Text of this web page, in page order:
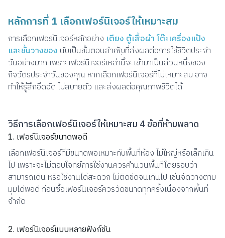
หลักการที่ 1 เลือกเฟอร์นิเจอร์ให้เหมาะสม
การเลือกเฟอร์นิเจอร์หลักอย่าง เตียง ตู้เสื้อผ้า โต๊ะเครื่องแป้ง
และชั้นวางของ นับเป็นขั้นตอนสำคัญที่ส่งผลต่อการใช้ชีวิตประจำ
วันอย่างมาก เพราะเฟอร์นิเจอร์เหล่านี้จะเข้ามาเป็นส่วนหนึ่งของ
กิจวัตรประจำวันของคุณ หากเลือกเฟอร์นิเจอร์ที่ไม่เหมาะสม อาจ
ทำให้รู้สึกอึดอัด ไม่สบายตัว และส่งผลต่อคุณภาพชีวิตได้
วิธีการเลือกเฟอร์นิเจอร์ให้เหมาะสม 4 ข้อที่ห้ามพลาด
1. เฟอร์นิเจอร์ขนาดพอดี
เลือกเฟอร์นิเจอร์ที่มีขนาดพอเหมาะกับพื้นที่ห้อง ไม่ใหญ่หรือเล็กเกิน
ไป เพราะจะไม่ตอบโจทย์การใช้งานควรคำนวนพื้นที่โดยรอบว่า
สามารถเดิน หรือใช้งานได้สะดวก ไม่ติดขัดจนเกินไป เช่นจัดวางตาม
มุมได้พอดี ก่อนซื้อเฟอร์นิเจอร์ควรวัดขนาดทุกครั้งเนื่องจากพื้นที่
จำกัด
2. เฟอร์นิเจอร์แบบหลายฟังก์ชัน